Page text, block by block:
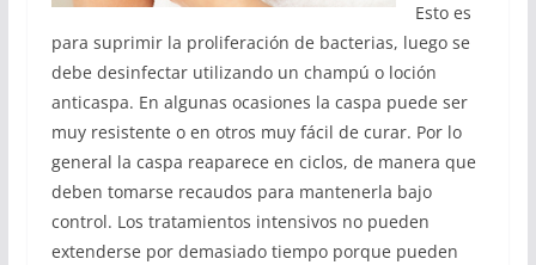
Esto es
para suprimir la proliferación de bacterias, luego se
debe desinfectar utilizando un champú o loción
anticaspa. En algunas ocasiones la caspa puede ser
muy resistente o en otros muy fácil de curar. Por lo
general la caspa reaparece en ciclos, de manera que
deben tomarse recaudos para mantenerla bajo
control. Los tratamientos intensivos no pueden
extenderse por demasiado tiempo porque pueden